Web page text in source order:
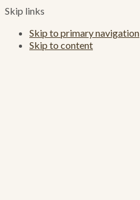
Skip links
Skip to primary navigation
Skip to content